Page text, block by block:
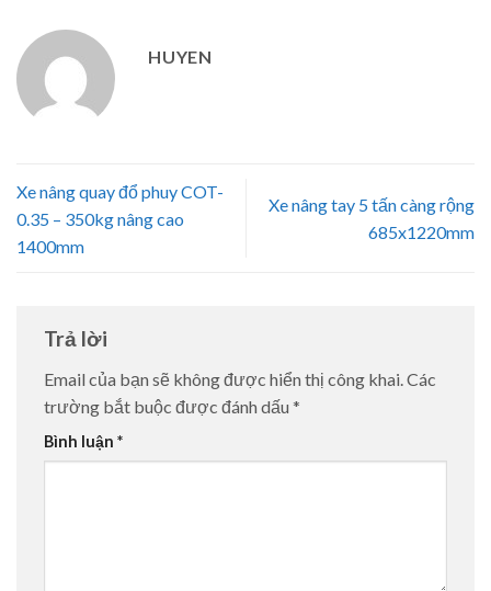
HUYEN
Xe nâng quay đổ phuy COT-
0.35 – 350kg nâng cao
1400mm
Xe nâng tay 5 tấn càng rộng
685x1220mm
Trả lời
Email của bạn sẽ không được hiển thị công khai.Các
trường bắt buộc được đánh dấu *
Bình luận *